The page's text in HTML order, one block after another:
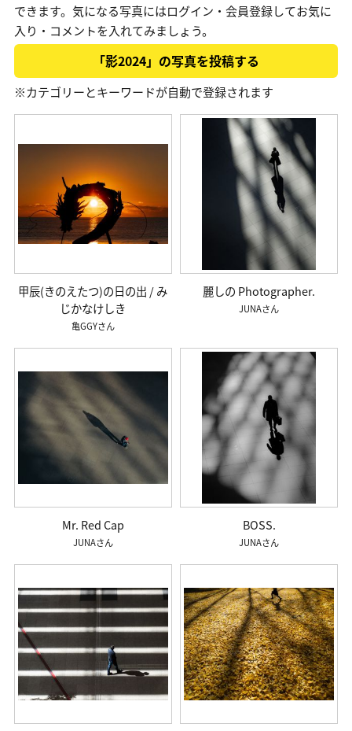
できます。気になる写真にはログイン・会員登録してお気に
入り・コメントを入れてみましょう。
「影2024」の写真を投稿する
※カテゴリーとキーワードが自動で登録されます
甲辰(きのえたつ)の日の出 / み
じかなけしき
亀GGY
麗しの Photographer.
JUNA
Mr. Red Cap
JUNA
BOSS.
JUNA